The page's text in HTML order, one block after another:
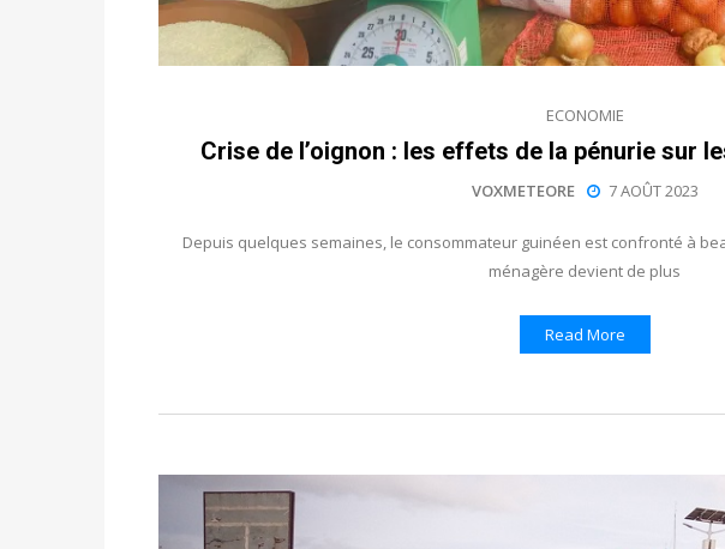
ECONOMIE
Crise de l’oignon : les effets de la pénurie sur
VOXMETEORE 7 AOÛT 2023
Depuis quelques semaines, le consommateur guinéen est confronté à
ménagère devient de plus
Read More